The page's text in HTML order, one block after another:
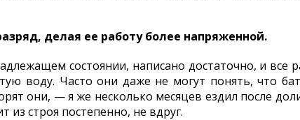
делая ее работу более напряженной.
состоянии, написано достаточно, и все
воду. Часто они даже не могут понять, что
они, — я же несколько месяцев ездил после
из строя постепенно, не вдруг.